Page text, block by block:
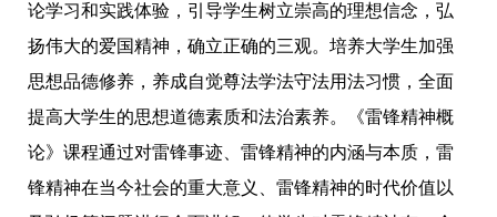
论学习和实践体验，引导学生树立崇高的理想信念，弘
扬伟大的爱国精神，确立正确的三观。培养大学生加强
思想品德修养，养成自觉尊法学法守法用法习惯，全面
提高大学生的思想道德素质和法治素养。《雷锋精神概
论》课程通过对雷锋事迹、雷锋精神的内涵与本质，雷
锋精神在当今社会的重大意义、雷锋精神的时代价值以